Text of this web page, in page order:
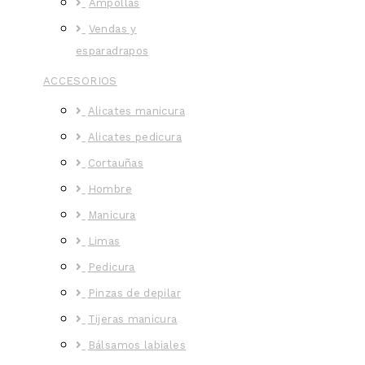
Ampollas
Vendas y
esparadrapos
ACCESORIOS
Alicates manicura
Alicates pedicura
Cortauñas
Hombre
Manicura
Limas
Pedicura
Pinzas de depilar
Tijeras manicura
Bálsamos labiales